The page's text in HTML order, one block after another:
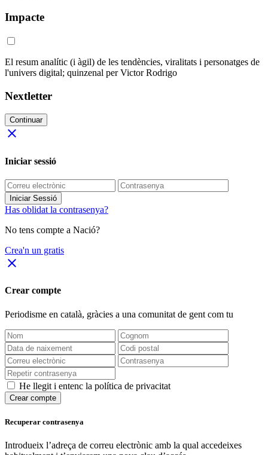
Impacte
El resum analític (i àgil) de les tendències, viralitats i personatges de
l'univers digital; quinzenal per Victor Rodrigo
Nextletter
Continuar
close
Iniciar sessió
Iniciar Sessió
Has oblidat la contrasenya?
No tens compte a Nació?
Crea'n un gratis
close
Crear compte
Periodisme en català, gràcies a una comunitat de gent com tu
He llegit i entenc la política de privacitat
Crear compte
Recuperar contrasenya
Introdueix l’adreça de correu electrònic amb la qual accedeixes